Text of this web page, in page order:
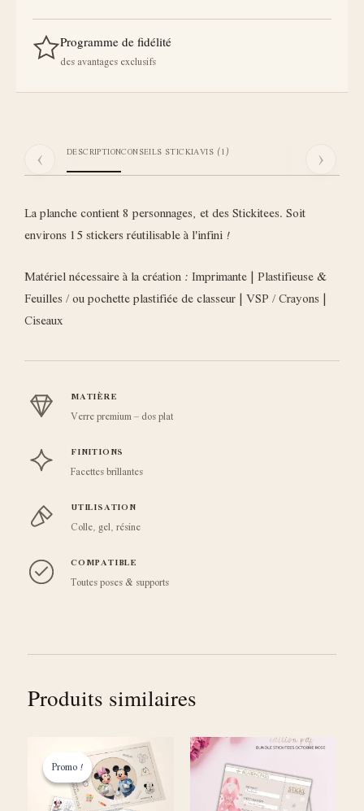
Programme de fidélité
des avantages exclusifs
‹ DESCRIPTIONCONSEILS STICKIAVIS (1) ›
La planche contient 8 personnages, et des Stickitees. Soit
environs 15 stickers réutilisable à l'infini !
Matériel nécessaire à la création : Imprimante | Plastifieuse &
Feuilles / ou pochette plastifiée de classeur | VSP / Crayons |
Ciseaux
MATIÈRE
Verre premium – dos plat
FINITIONS
Facettes brillantes
UTILISATION
Colle, gel, résine
COMPATIBLE
Toutes poses & supports
Produits similaires
Promo !
Promo !
initial
était :
€11.00.
prix
actuel
est :
€5.50.